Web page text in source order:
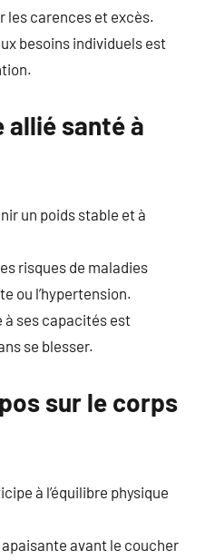
les carences et excès.
besoins individuels est
allié santé à
un poids stable et à
risques de maladies
ou l’hypertension.
à ses capacités est
se blesser.
sur le corps
à l’équilibre physique
avant le coucher